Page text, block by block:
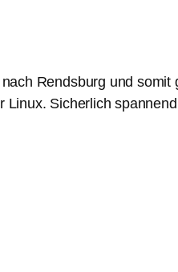
Rendsburg und
Sicherlich